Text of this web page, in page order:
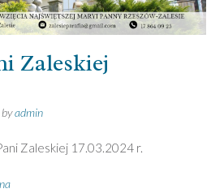
Zaleskiej
byadmin
Zaleskiej 17.03.2024 r.